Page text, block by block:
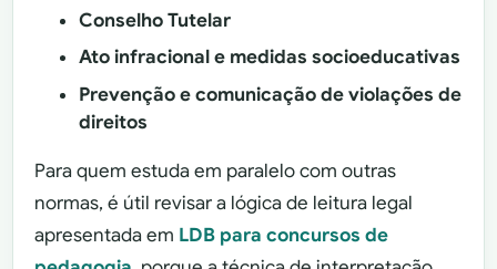
Conselho Tutelar
Ato infracional e medidas socioeducativas
Prevenção e comunicação de violações de
direitos
Para quem estuda em paralelo com outras
normas, é útil revisar a lógica de leitura legal
apresentada em LDB para concursos de